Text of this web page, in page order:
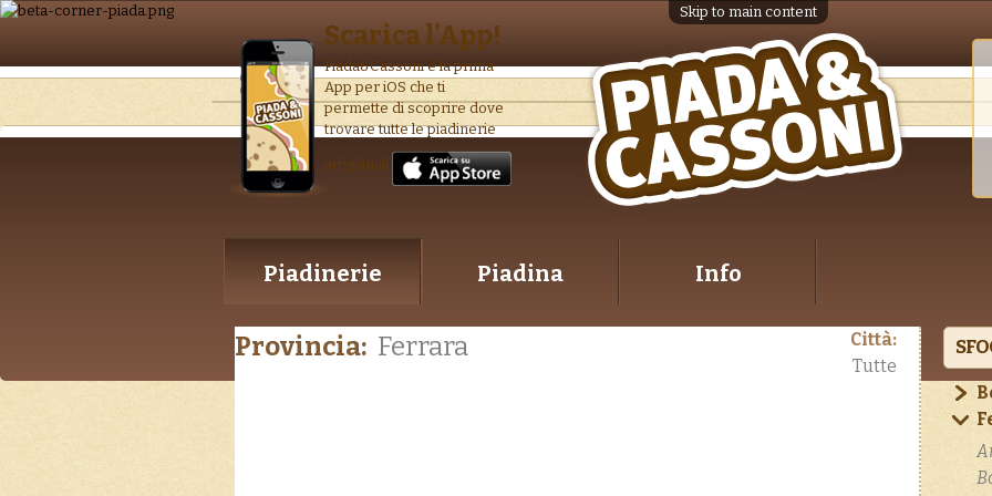
Skip to main content
Scarica l'App!
Piada&Cassoni è la prima
App per iOS che ti
permette di scoprire dove
trovare tutte le piadinerie
artigianali.
Piadinerie Piadina Info
Provincia: Ferrara
Città:
Tutte